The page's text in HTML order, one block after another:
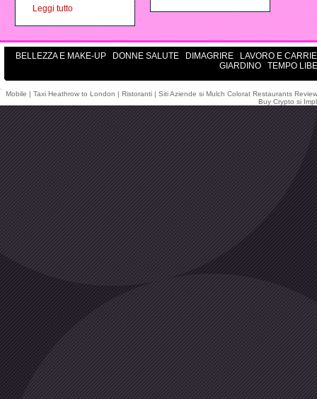
Leggi tutto
BELLEZZA E MAKE-UP DONNE SALUTE DIMAGRIRE
LAVORO E
GIARDINO
TEMPO
Mobile | Taxi Heathrow to London | Ristoranti | Siti Aziende si Mulch Colorat Restaurants
Buy Crypto si